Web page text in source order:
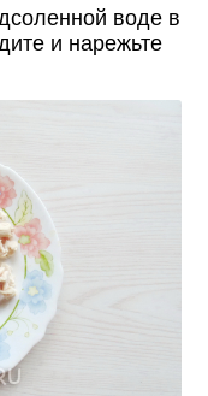
воде в
и нарежьте